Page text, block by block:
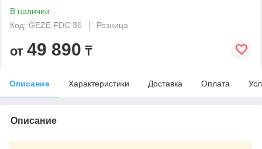
В наличии
Код: GEZE FDC 36
Розница
от 49 890 ₸
Описание Характеристики Доставка Оплата
Описание